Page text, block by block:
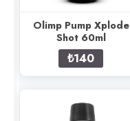
Olimp Pump Xplode
Shot 60ml
₺140